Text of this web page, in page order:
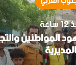
المواطنين